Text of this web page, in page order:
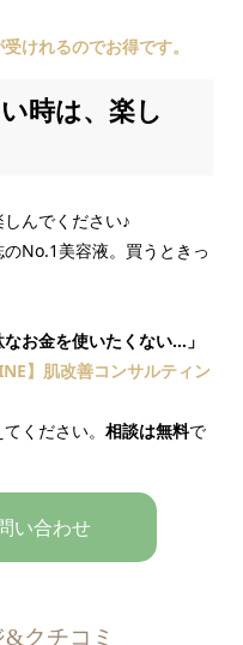
けれるのでお得です。
時は、楽し
んでください♪
No.1美容液。買うときっ
お金を使いたくない…」
】肌改善コンサルティン
ください。 相談は無料で
い合わせ
クチコミ